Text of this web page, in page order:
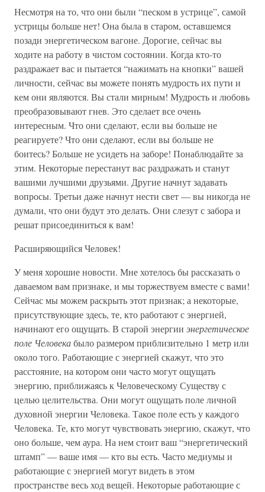
Несмотря на то, что они были “песком в устрице”, самой
устрицы больше нет! Она была в старом, оставшемся
позади энергетическом вагоне. Дорогие, сейчас вы
ходите на работу в чистом состоянии. Когда кто-то
раздражает вас и пытается “нажимать на кнопки” вашей
личности, сейчас вы можете понять мудрость их пути и
кем они являются. Вы стали мирным! Мудрость и любовь
преобразовывают гнев. Это сделает все очень
интересным. Что они сделают, если вы больше не
реагируете? Что они сделают, если вы больше не
боитесь? Больше не усидеть на заборе! Понаблюдайте за
этим. Некоторые перестанут вас раздражать и станут
вашими лучшими друзьями. Другие начнут задавать
вопросы. Третьи даже начнут нести свет — вы никогда не
думали, что они будут это делать. Они слезут с забора и
решат присоединиться к вам!
Расширяющийся Человек!
У меня хорошие новости. Мне хотелось бы рассказать о
даваемом вам признаке, и мы торжествуем вместе с вами!
Сейчас мы можем раскрыть этот признак; а некоторые,
присутствующие здесь, те, кто работают с энергией,
начинают его ощущать. В старой энергии энергетическое
поле Человекабыло размером приблизительно 1 метр или
около того. Работающие с энергией скажут, что это
расстояние, на котором они часто могут ощущать
энергию, приближаясь к Человеческому Существу с
целью целительства. Они могут ощущать поле личной
духовной энергии Человека. Такое поле есть у каждого
Человека. Те, кто могут чувствовать энергию, скажут, что
оно больше, чем аура. На нем стоит ваш “энергетический
штамп” — ваше имя — кто вы есть. Часто медиумы и
работающие с энергией могут видеть в этом
пространстве весь ход вещей. Некоторые работающие с